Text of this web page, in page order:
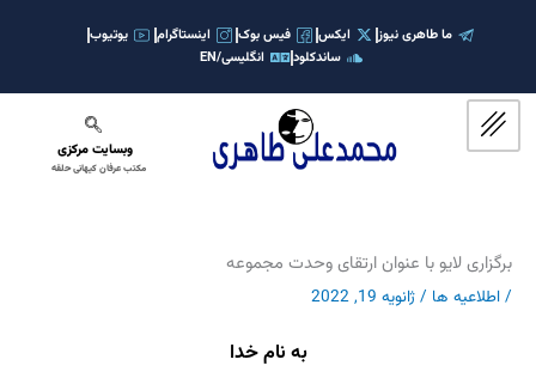
ما طاهری نیوز ایکس فیس بوک اینستاگرام
یوتیوب
ساندکلود
انگلیسی/EN
وبسایت مرکزی
مکتب عرفان کیهانی حلقه
برگزاری لایو با عنوان ارتقای وحدت مجموعه
/اطلاعیه ها /ژانویه 19, 2022
به نام خدا